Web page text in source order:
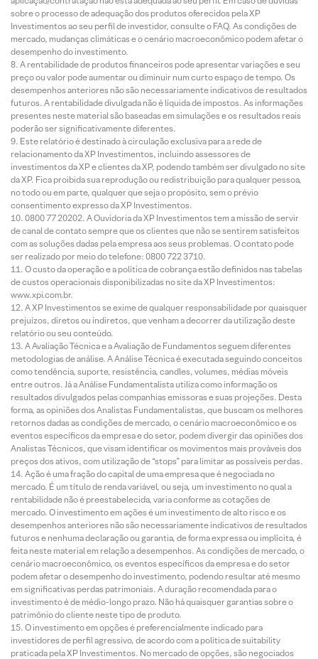
sobre o processo de adequação dos produtos oferecidos pela XP
Investimentos ao seu perfil de investidor, consulte o FAQ. As condições de
mercado, mudanças climáticas e o cenário macroeconômico podem afetar o
desempenho do investimento.
A rentabilidade de produtos financeiros pode apresentar variações e seu
preço ou valor pode aumentar ou diminuir num curto espaço de tempo. Os
desempenhos anteriores não são necessariamente indicativos de resultados
futuros. A rentabilidade divulgada não é líquida de impostos. As informações
presentes neste material são baseadas em simulações e os resultados reais
poderão ser significativamente diferentes.
Este relatório é destinado à circulação exclusiva para a rede de
relacionamento da XP Investimentos, incluindo assessores de
investimentos da XP e clientes da XP, podendo também ser divulgado no site
da XP. Fica proibida sua reprodução ou redistribuição para qualquer pessoa,
no todo ou em parte, qualquer que seja o propósito, sem o prévio
consentimento expresso da XP Investimentos.
0800 77 20202. A Ouvidoria da XP Investimentos tem a missão de servir
de canal de contato sempre que os clientes que não se sentirem satisfeitos
com as soluções dadas pela empresa aos seus problemas. O contato pode
ser realizado por meio do telefone: 0800 722 3710.
O custo da operação e a política de cobrança estão definidos nas tabelas
de custos operacionais disponibilizadas no site da XP Investimentos:
www.xpi.com.br.
A XP Investimentos se exime de qualquer responsabilidade por quaisquer
prejuízos, diretos ou indiretos, que venham a decorrer da utilização deste
relatório ou seu conteúdo.
A Avaliação Técnica e a Avaliação de Fundamentos seguem diferentes
metodologias de análise. A Análise Técnica é executada seguindo conceitos
como tendência, suporte, resistência, candles, volumes, médias móveis
entre outros. Já a Análise Fundamentalista utiliza como informação os
resultados divulgados pelas companhias emissoras e suas projeções. Desta
forma, as opiniões dos Analistas Fundamentalistas, que buscam os melhores
retornos dadas as condições de mercado, o cenário macroeconômico e os
eventos específicos da empresa e do setor, podem divergir das opiniões dos
Analistas Técnicos, que visam identificar os movimentos mais prováveis dos
preços dos ativos, com utilização de “stops” para limitar as possíveis perdas.
Ação é uma fração do capital de uma empresa que é negociada no
mercado. É um título de renda variável, ou seja, um investimento no qual a
rentabilidade não é preestabelecida, varia conforme as cotações de
mercado. O investimento em ações é um investimento de alto risco e os
desempenhos anteriores não são necessariamente indicativos de resultados
futuros e nenhuma declaração ou garantia, de forma expressa ou implícita, é
feita neste material em relação a desempenhos. As condições de mercado, o
cenário macroeconômico, os eventos específicos da empresa e do setor
podem afetar o desempenho do investimento, podendo resultar até mesmo
em significativas perdas patrimoniais. A duração recomendada para o
investimento é de médio-longo prazo. Não há quaisquer garantias sobre o
patrimônio do cliente neste tipo de produto.
O investimento em opções é preferencialmente indicado para
investidores de perfil agressivo, de acordo com a política de suitability
praticada pela XP Investimentos. No mercado de opções, são negociados